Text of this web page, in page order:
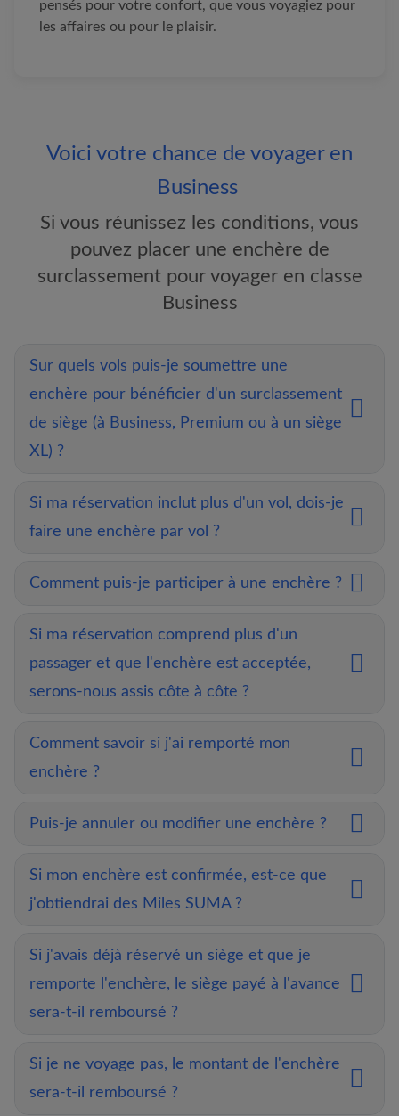
pensés pour votre confort, que vous voyagiez pour
les affaires ou pour le plaisir.
Voici votre chance de voyager en
Business
Si vous réunissez les conditions, vous
pouvez placer une enchère de
surclassement pour voyager en classe
Business
Sur quels vols puis-je soumettre une
enchère pour bénéficier d'un surclassement
de siège (à Business, Premium ou à un siège
XL) ?
Si ma réservation inclut plus d'un vol, dois-je
faire une enchère par vol ?
Comment puis-je participer à une enchère ?
Si ma réservation comprend plus d'un
passager et que l'enchère est acceptée,
serons-nous assis côte à côte ?
Comment savoir si j'ai remporté mon
enchère ?
Puis-je annuler ou modifier une enchère ?
Si mon enchère est confirmée, est-ce que
j'obtiendrai des Miles SUMA ?
Si j'avais déjà réservé un siège et que je
remporte l'enchère, le siège payé à l'avance
sera-t-il remboursé ?
Si je ne voyage pas, le montant de l'enchère
sera-t-il remboursé ?